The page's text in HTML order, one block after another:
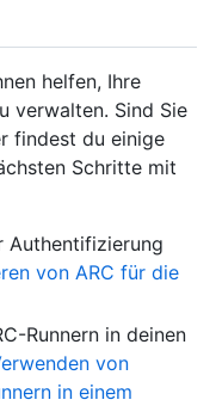
helfen, Ihre
verwalten. Sind Sie
findest du einige
Schritte mit
Authentifizierung
von ARC für die
Runnern in deinen
von
in einem